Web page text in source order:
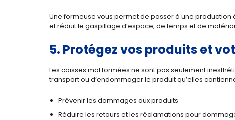
Une formeuse vous permet de passer à une
et réduit le gaspillage d’espace, de temps et de
5. Protégez vos produits et
Les caisses mal formées ne sont pas seulement
transport ou d’endommager le produit qu’elles
Prévenir les dommages aux produits
Réduire les retours et les réclamations pour